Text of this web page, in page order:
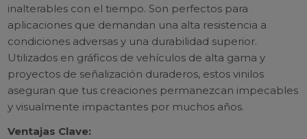
inalterables con el tiempo. Son perfectos para
aplicaciones que demandan una alta resistencia a
condiciones adversas y una durabilidad superior.
Utilizados en gráficos de vehículos de alta gama y
proyectos de señalización duraderos, estos vinilos
aseguran que tus creaciones permanezcan impecables
y visualmente impactantes por muchos años.
Ventajas Clave: